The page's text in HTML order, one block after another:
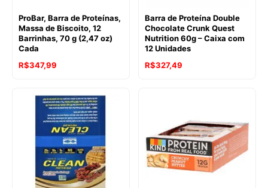
ProBar, Barra de Proteínas,
Massa de Biscoito, 12
Barrinhas, 70 g (2,47 oz)
Cada
R$347,99
Barra de Proteína Double
Chocolate Crunk Quest
Nutrition 60g – Caixa com
12 Unidades
R$327,49